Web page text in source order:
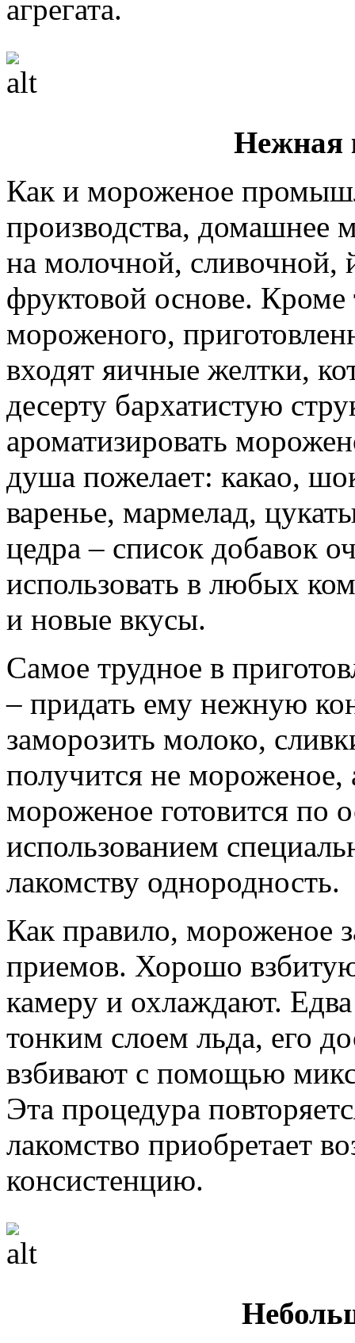
агрегата.
Нежная
Как и мороженое
производства, домашнее
на молочной, сливочной,
фруктовой основе. Кроме
мороженого,
входят яичные желтки,
десерту бархатистую
ароматизировать
душа пожелает: какао,
варенье, мармелад,
цедра – список добавок
использовать в любых
и новые вкусы.
Самое трудное в
– придать ему нежную
заморозить молоко,
получится не мороженое,
мороженое готовится по
использованием
лакомству однородность.
Как правило, мороженое
приемов. Хорошо
камеру и охлаждают.
тонким слоем льда, его
взбивают с помощью
Эта процедура
лакомство приобретает
консистенцию.